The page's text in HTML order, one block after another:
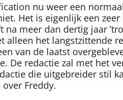
nu weer een normaal
Het is eigenlijk een
meer dan dertig jaar
het langstzittende
van de laatst
redactie zal met het
die uitgebreider stil
Freddy.